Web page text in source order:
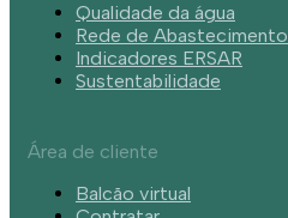
Qualidade da água
Rede de Abastecimento
Indicadores ERSAR
Sustentabilidade
Área de cliente
Balcão virtual